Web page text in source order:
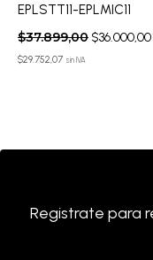
EPLSTT11-EPLMIC11
$37.899,00 $36.000,00
$29.752,07 sin IVA
Registrate para